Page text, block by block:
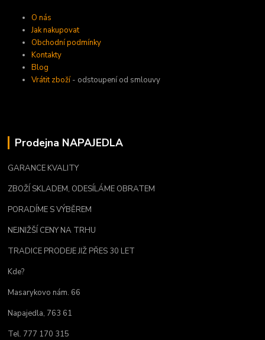
O nás
Jak nakupovat
Obchodní podmínky
Kontakty
Blog
Vrátit zboží- odstoupení od smlouvy
Prodejna NAPAJEDLA
GARANCE KVALITY
ZBOŽÍ SKLADEM, ODESÍLÁME OBRATEM
PORADÍME S VÝBĚREM
NEJNIŽŠÍ CENY NA TRHU
TRADICE PRODEJE JIŽ PŘES 30 LET
Kde?
Masarykovo nám. 66
Napajedla, 763 61
Tel. 777 170 315